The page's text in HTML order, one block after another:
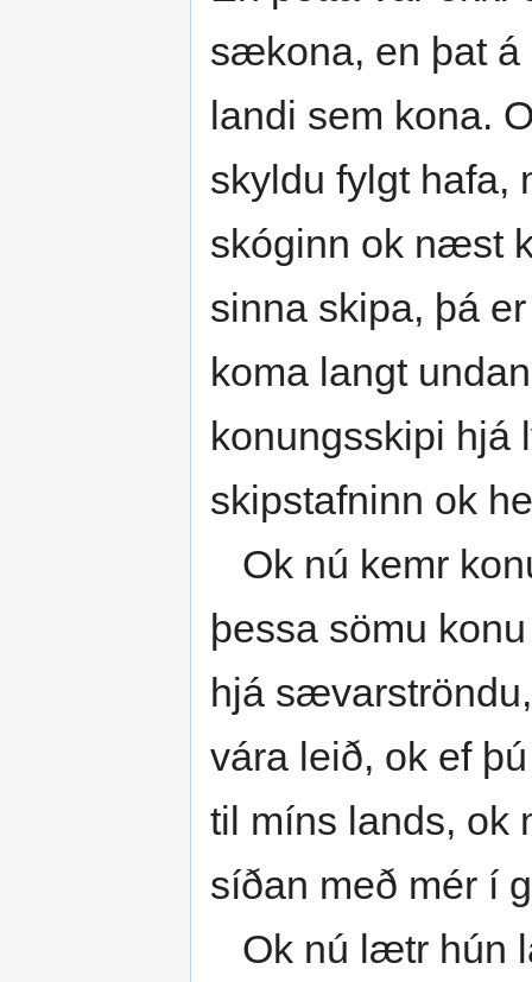
sækona, en þat
landi sem kona.
skyldu fylgt hafa,
skóginn ok næst
sinna skipa, þá
koma langt
konungsskipi hjá
skipstafninn ok
Ok nú kemr
þessa sömu
hjá
vára leið, ok ef
til míns lands, ok
síðan með mér í
Ok nú lætr hún